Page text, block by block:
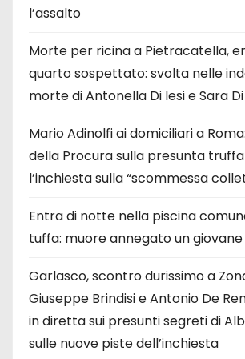
l’assalto
Morte per ricina a Pietracatella,
quarto sospettato: svolta nelle
morte di Antonella Di Iesi e Sara
Mario Adinolfi ai domiciliari a
della Procura sulla presunta
l’inchiesta sulla “scommessa
Entra di notte nella piscina
tuffa: muore annegato un giovane
Garlasco, scontro durissimo a
Giuseppe Brindisi e Antonio De
in diretta sui presunti segreti di
sulle nuove piste dell’inchiesta